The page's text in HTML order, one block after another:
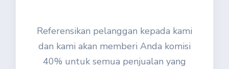
Referensikan pelanggan kepada kami
dan kami akan memberi Anda komisi
40% untuk semua penjualan yang